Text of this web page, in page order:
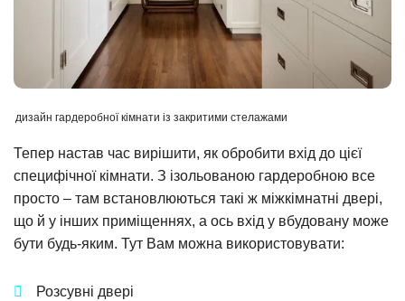
дизайн гардеробної кімнати із закритими стелажами
Тепер настав час вирішити, як обробити вхід до цієї
специфічної кімнати. З ізольованою гардеробною все
просто – там встановлюються такі ж міжкімнатні двері,
що й у інших приміщеннях, а ось вхід у вбудовану може
бути будь-яким. Тут Вам можна використовувати:
Розсувні двері